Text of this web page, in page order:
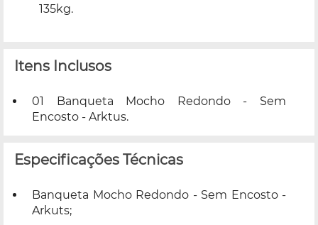
135kg.
Itens Inclusos
01 Banqueta Mocho Redondo - Sem
Encosto - Arktus.
Especificações Técnicas
Banqueta Mocho Redondo - Sem Encosto -
Arkuts;